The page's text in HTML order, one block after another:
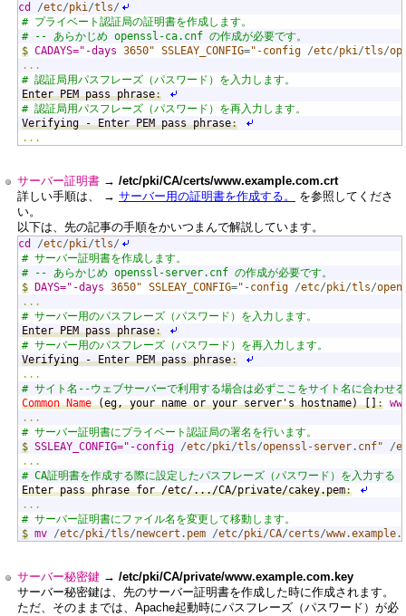
cd /etc/pki/tls/
# プライベート認証局の証明書を作成します。
# -- あらかじめ openssl-ca.cnf の作成が必要です。
$ CADAYS="-days 3650" SSLEAY_CONFIG=" -config /etc/pki/tls/
...
# 認証局用パスフレーズ（パスワード）を入力します。
Enter PEM pass phrase:
# 認証局用パスフレーズ（パスワード）を再入力します。
Verifying - Enter PEM pass phrase:
...
サーバー証明書 → /etc/pki/CA/certs/www.example.com.crt
詳しい手順は、 → サーバー用の証明書を作成する。
を参照してくださ
い。
以下は、先の記事の手順をかいつまんで解説しています。
cd /etc/pki/tls/
# サーバー証明書を作成します。
# -- あらかじめ openssl-server.cnf の作成が必要です。
$
DAYS="-days 3650" SSLEAY_CONFIG=" -config /etc/pki/tls/
...
# サーバー用のパスフレーズ（パスワード）を入力します。
Enter PEM pass phrase:
# サーバー用のパスフレーズ（パスワード）を再入力します。
Verifying - Enter PEM pass phrase:
...
# サイト名--ウェブサーバーで利用する場合は必ずここをサイト名に合わせる
Common Name (eg, your name or your server's hostname) []:
...
# サーバー証明書にプライベート認証局の署名を行います。
$ SSLEAY_CONFIG="-config /etc/pki/tls/openssl -server. cnf" /
...
# CA証明書を作成する際に設定したパスフレーズ（パスワード）を入力する
Enter pass phrase for /etc/.../CA/private/cakey.pem:
...
# サーバー証明書にファイル名を変更して移動します。
$ mv /etc/pki/tls/newcert . pem /etc/pki/CA/certs/www.example.
サーバー秘密鍵 → /etc/pki/CA/private/www.example.com.key
サーバー秘密鍵は、先のサーバー証明書を作成した時に作成されます。
ただ、そのままでは、Apache起動時にパスフレーズ（パスワード）が必